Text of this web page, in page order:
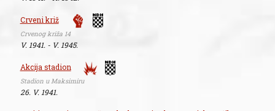
Crveni križ
Crvenog križa 14
V. 1941. - V. 1945.
Akcija stadion
Stadion u Maksimiru
26. V. 1941.